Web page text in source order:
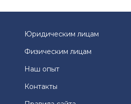
Юридическим лицам
Физическим лицам
Наш опыт
Контакты